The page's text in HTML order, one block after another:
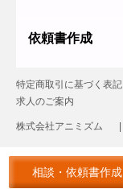
依頼書作成
特定商取引に基づく表記
求人のご案内
株式会社アニミズム
© 2026 革製品の修理 レザー
相談・依頼書作成